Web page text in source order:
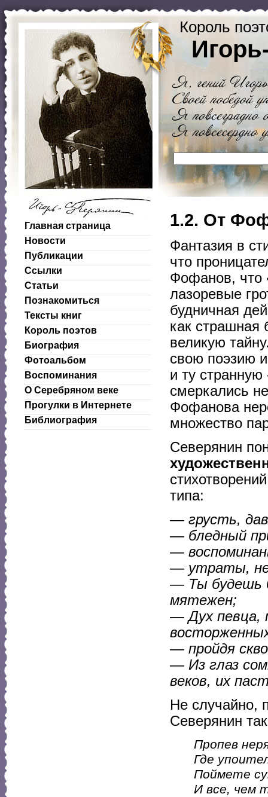
Король
Главная страница
Новости
Публикации
Ссылки
Статьи
Познакомиться
Тексты книг
Король поэтов
Биография
Фотоальбом
Воспоминания
О Серебряном веке
Прогулки в Интернете
Библиография
1.2. От
Фантазия в
что
Фофанов, что
лазоревые
будничная
как страшная
великую
свою поэзию
и ту странную
смеркались
Фофанова
множество
Северянин
типа:
— грусть,
— бледный
—
— утраты,
— Ты будешь
мятежен;
— Дух певца,
— пройдя
— Из глаз
веков, их
Не случайно,
Северянин
Пропев
Где
Поймете
И все, чем